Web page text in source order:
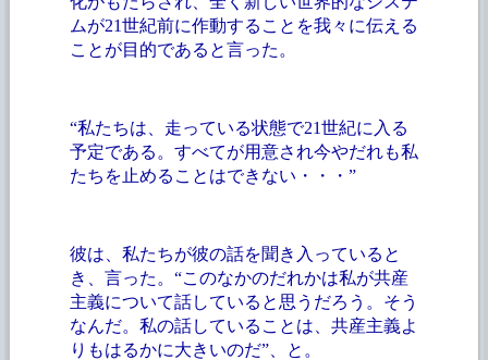
ムが21世紀前に作動することを我々に伝える
ことが目的であると言った。
“私たちは、走っている状態で21世紀に入る
予定である。すべてが用意され今やだれも私
たちを止めることはできない・・・”
彼は、私たちが彼の話を聞き入っていると
き、言った。“このなかのだれかは私が共産
主義について話していると思うだろう。そう
なんだ。私の話していることは、共産主義よ
りもはるかに大きいのだ”、と。